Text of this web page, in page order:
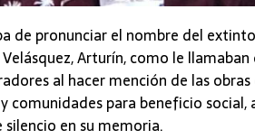
de pronunciar el nombre del
Arturín, como le
al hacer mención de las
comunidades para beneficio social,
en su memoria.